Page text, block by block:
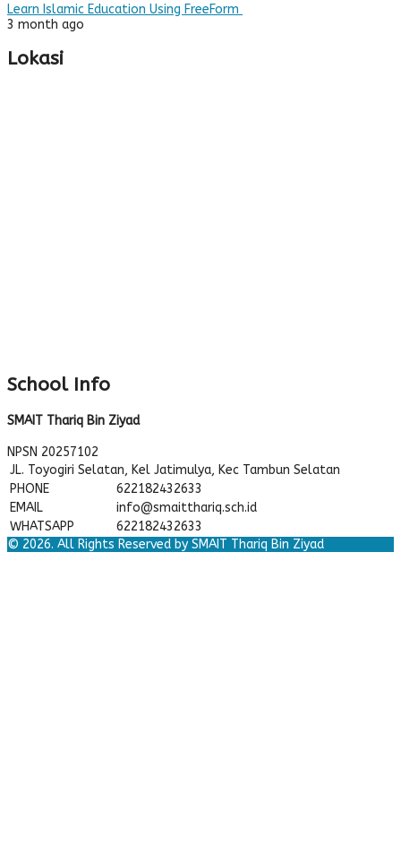
Learn Islamic Education Using FreeForm
3 month ago
Lokasi
School Info
SMAIT Thariq Bin Ziyad
NPSN 20257102
JL. Toyogiri Selatan, Kel Jatimulya, Kec Tambun Selatan
PHONE
622182432633
EMAIL
info@smaitthariq.sch.id
WHATSAPP
622182432633
© 2026. All Rights Reserved by SMAIT Thariq Bin Ziyad